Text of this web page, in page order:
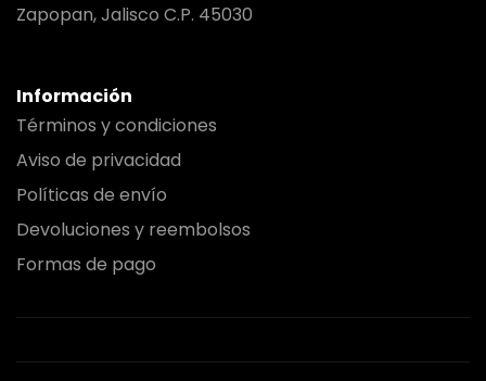
Zapopan, Jalisco C.P. 45030
Información
Términos y condiciones
Aviso de privacidad
Políticas de envío
Devoluciones y reembolsos
Formas de pago